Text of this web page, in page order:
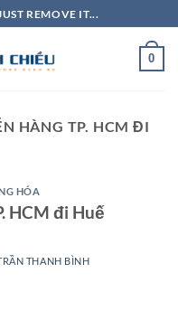
REMOVE IT...
0
HÀNG TP. HCM ĐI
HÓA
HCM đi Huế
THANH BÌNH